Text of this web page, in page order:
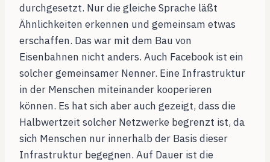
durchgesetzt. Nur die gleiche Sprache läßt
Ähnlichkeiten erkennen und gemeinsam etwas
erschaffen. Das war mit dem Bau von
Eisenbahnen nicht anders. Auch Facebook ist ein
solcher gemeinsamer Nenner. Eine Infrastruktur
in der Menschen miteinander kooperieren
können. Es hat sich aber auch gezeigt, dass die
Halbwertzeit solcher Netzwerke begrenzt ist, da
sich Menschen nur innerhalb der Basis dieser
Infrastruktur begegnen. Auf Dauer ist die